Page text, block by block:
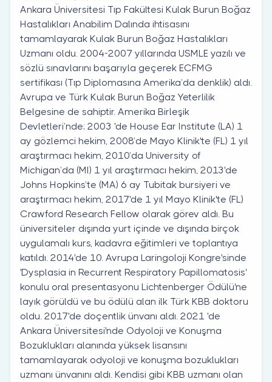
Ankara Üniversitesi Tıp Fakültesi Kulak Burun Boğaz
Hastalıkları Anabilim Dalında ihtisasını
tamamlayarak Kulak Burun Boğaz Hastalıkları
Uzmanı oldu. 2004-2007 yıllarında USMLE yazılı ve
sözlü sınavlarını başarıyla geçerek ECFMG
sertifikası (Tıp Diplomasına Amerika’da denklik) aldı.
Avrupa ve Türk Kulak Burun Boğaz Yeterlilik
Belgesine de sahiptir. Amerika Birleşik
Devletleri’nde; 2003 'de House Ear Institute (LA) 1
ay gözlemci hekim, 2008’de Mayo Klinik'te (FL) 1 yıl
araştırmacı hekim, 2010’da University of
Michigan’da (MI) 1 yıl araştırmacı hekim, 2013'de
Johns Hopkins’te (MA) 6 ay Tubitak bursiyeri ve
araştırmacı hekim, 2017'de 1 yıl Mayo Klinik'te (FL)
Crawford Research Fellow olarak görev aldı. Bu
üniversiteler dışında yurt içinde ve dışında birçok
uygulamalı kurs, kadavra eğitimleri ve toplantıya
katıldı. 2014'de 10. Avrupa Laringoloji Kongre'sinde
'Dysplasia in Recurrent Respiratory Papillomatosis'
konulu oral presentasyonu Lichtenberger Ödülü'ne
layık görüldü ve bu ödülü alan ilk Türk KBB doktoru
oldu. 2017'de doçentlik ünvanı aldı. 2021 'de
Ankara Üniversitesi'nde Odyoloji ve Konuşma
Bozuklukları alanında yüksek lisansını
tamamlayarak odyoloji ve konuşma bozuklukları
uzmanı ünvanını aldı. Kendisi gibi KBB uzmanı olan